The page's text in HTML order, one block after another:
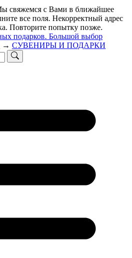
свяжемся с Вами в ближайшее
все поля. Некорректный адрес
Повторите попытку позже.
подарков. Большой выбор
→ СУВЕНИРЫ И ПОДАРКИ